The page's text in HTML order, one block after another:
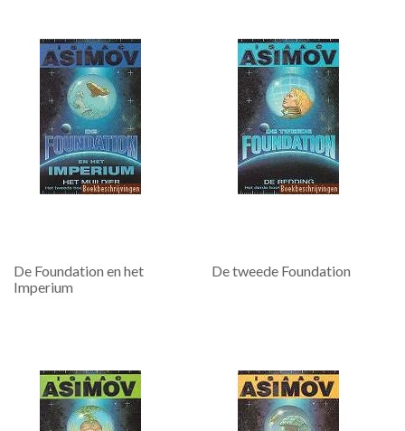
De Foundation en het
Imperium
De tweede Foundation